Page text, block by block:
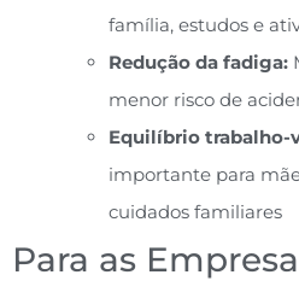
família, estudos e
Redução da fadiga:
menor risco de
Equilíbrio trabalho-
importante para
cuidados familiares
Para as